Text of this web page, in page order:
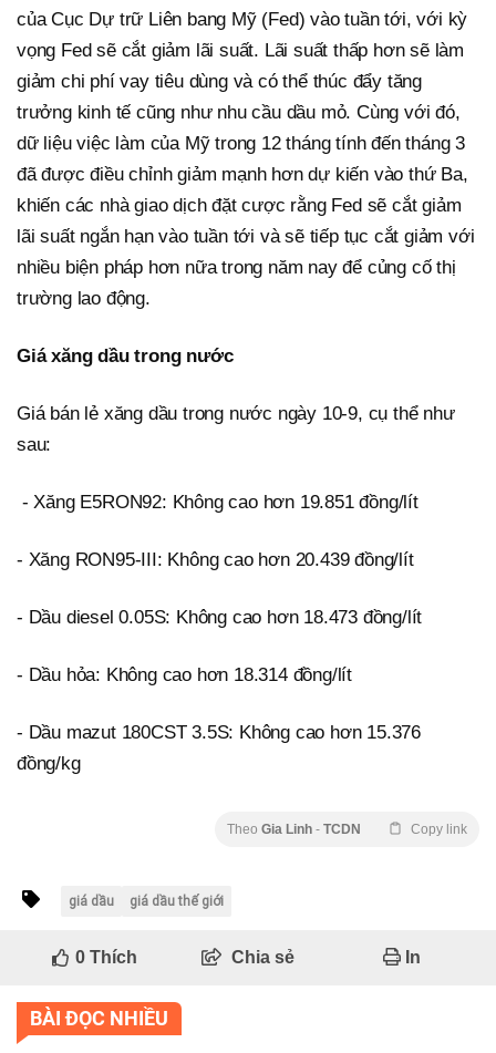
của Cục Dự trữ Liên bang Mỹ (Fed) vào tuần tới, với kỳ
vọng Fed sẽ cắt giảm lãi suất. Lãi suất thấp hơn sẽ làm
giảm chi phí vay tiêu dùng và có thể thúc đẩy tăng
trưởng kinh tế cũng như nhu cầu dầu mỏ. Cùng với đó,
dữ liệu việc làm của Mỹ trong 12 tháng tính đến tháng 3
đã được điều chỉnh giảm mạnh hơn dự kiến vào thứ Ba,
khiến các nhà giao dịch đặt cược rằng Fed sẽ cắt giảm
lãi suất ngắn hạn vào tuần tới và sẽ tiếp tục cắt giảm với
nhiều biện pháp hơn nữa trong năm nay để củng cố thị
trường lao động.
Giá xăng dầu trong nước
Giá bán lẻ xăng dầu trong nước ngày 10-9, cụ thể như
sau:
- Xăng E5RON92: Không cao hơn 19.851 đồng/lít
- Xăng RON95-III: Không cao hơn 20.439 đồng/lít
- Dầu diesel 0.05S: Không cao hơn 18.473 đồng/lít
- Dầu hỏa: Không cao hơn 18.314 đồng/lít
- Dầu mazut 180CST 3.5S: Không cao hơn 15.376
đồng/kg
Theo Gia Linh - TCDN Copy link
giá dầu giá dầu thế giới
0Thích Chia sẻ In
BÀI ĐỌC NHIỀU